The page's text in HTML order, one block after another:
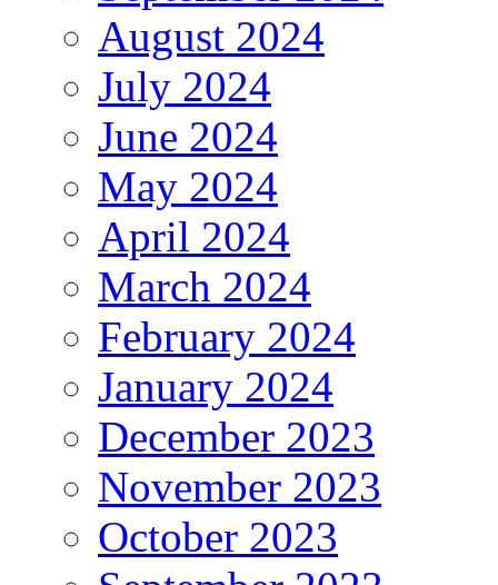
August 2024
July 2024
June 2024
May 2024
April 2024
March 2024
February 2024
January 2024
December 2023
November 2023
October 2023